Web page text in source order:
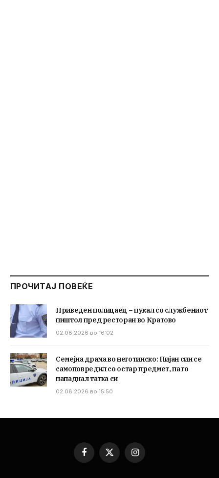
ПРОЧИТАЈ ПОВЕЌЕ
Приведен полицаец – пукал со службениот
пиштол пред ресторан во Кратово
02.08.2026 во 16:02
Семејна драма во неготинско: Пијан син се
самоповредил со остар предмет, па го
нападнал татка си
02.08.2026 во 15:50
Facebook
X
(Twitter)
Instagram